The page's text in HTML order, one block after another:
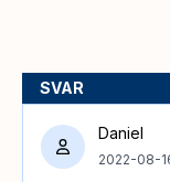
SVAR
Daniel
2022-08-